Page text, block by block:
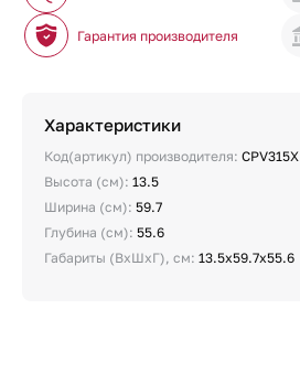
Гарантия производителя
Характеристики
Код(артикул) производителя: CPV315X
Высота (см): 13.5
Ширина (см): 59.7
Глубина (см): 55.6
Габариты (ВхШхГ), см: 13.5х59.7х55.6